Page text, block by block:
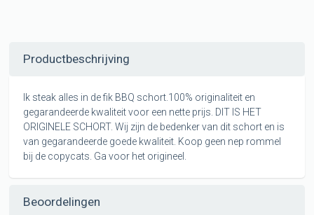
Productbeschrijving
Ik steak alles in de fik BBQ schort.100% originaliteit en
gegarandeerde kwaliteit voor een nette prijs. DIT IS HET
ORIGINELE SCHORT. Wij zijn de bedenker van dit schort en is
van gegarandeerde goede kwaliteit. Koop geen nep rommel
bij de copycats. Ga voor het origineel.
Beoordelingen